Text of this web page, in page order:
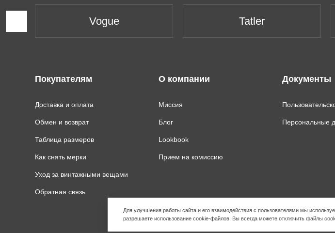
Vogue Tatler
Покупателям
Доставка и оплата
Обмен и возврат
Таблица размеров
Как снять мерки
Уход за винтажными вещами
Обратная связь
О компании
Миссия
Блог
Lookbook
Прием на комиссию
Документы
Персональные
Для улучшения работы сайта и его взаимодействия с пользователями мы
разрешаете использование cookie-файлов. Вы всегда можете отключить файлы